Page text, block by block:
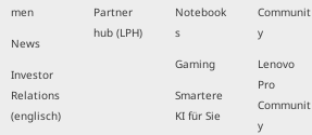
men
News
Investor
Relations
(englisch)
Partner
hub (LPH)
Notebook
s
Gaming
Smartere
KI für Sie
Communit
y
Lenovo
Pro
Communit
y